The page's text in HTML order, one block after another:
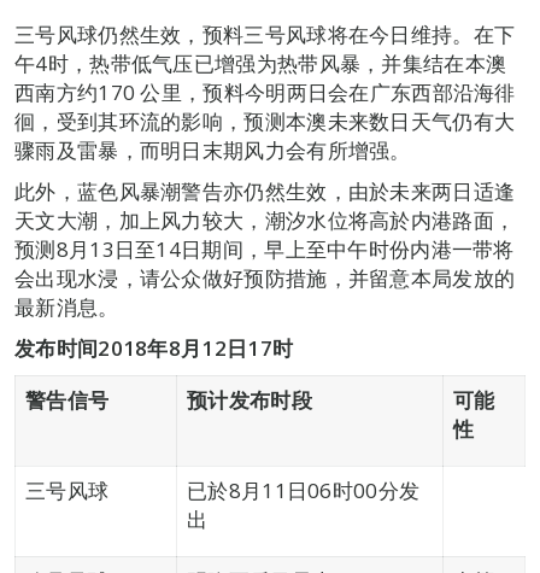
三号风球仍然生效，预料三号风球将在今日维持。在下
午4时，热带低气压已增强为热带风暴，并集结在本澳
西南方约170 公里，预料今明两日会在广东西部沿海徘
徊，受到其环流的影响，预测本澳未来数日天气仍有大
骤雨及雷暴，而明日末期风力会有所增强。
此外，蓝色风暴潮警告亦仍然生效，由於未来两日适逢
天文大潮，加上风力较大，潮汐水位将高於内港路面，
预测8月13日至14日期间，早上至中午时份内港一带将
会出现水浸，请公众做好预防措施，并留意本局发放的
最新消息。
发布时间2018年8月 12日17时
警告信号
预计发布时段
可能
性
三号风球
已於8月11日06时00分发
出